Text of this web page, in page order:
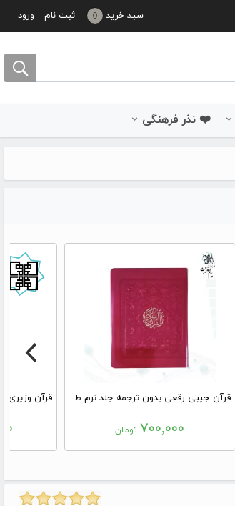
ورود ثبت نام سبد خرید 0
❤️ نذر فرهنگی
قرآن جیبی رقعی بدون ترجمه جلد نرم طلق دار بارکد دار
۷۰۰,۰۰۰ تومان